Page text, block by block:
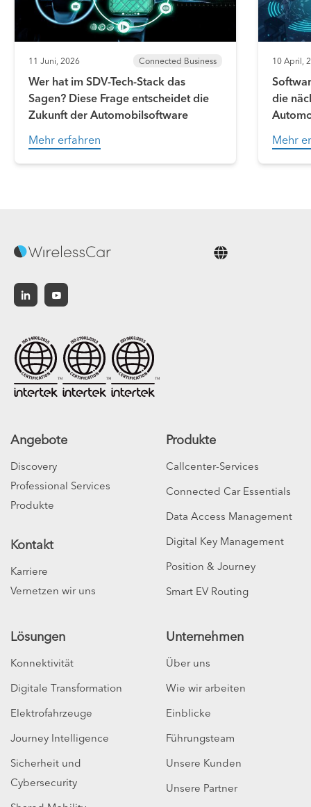
11 Juni, 2026 Connected Business
Wer hat im SDV-Tech-Stack das
Sagen? Diese Frage entscheidet die
Zukunft der Automobilsoftware
Mehr erfahren
10 April,
die
Mehr
Angebote
Discovery
Professional Services
Produkte
Kontakt
Karriere
Vernetzen wir uns
Produkte
Callcenter-Services
Connected Car Essentials
Data Access Management
Digital Key Management
Position & Journey
Smart EV Routing
Lösungen
Konnektivität
Digitale Transformation
Elektrofahrzeuge
Journey Intelligence
Sicherheit und
Cybersecurity
Unternehmen
Über uns
Wie wir arbeiten
Einblicke
Führungsteam
Unsere Kunden
Unsere Partner